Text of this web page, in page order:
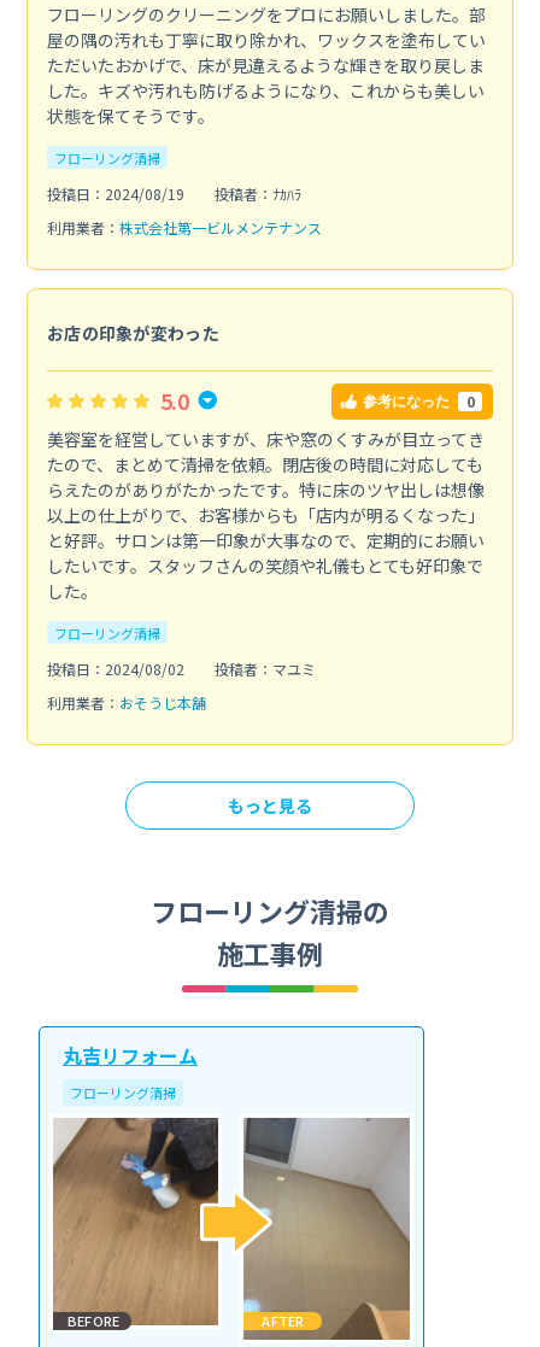
フローリングのクリーニングをプロにお願いしました。部
屋の隅の汚れも丁寧に取り除かれ、ワックスを塗布してい
ただいたおかげで、床が見違えるような輝きを取り戻しま
した。キズや汚れも防げるようになり、これからも美しい
状態を保てそうです。
フローリング清掃
投稿日：2024/08/19
投稿者：ﾅｶﾊﾗ
利用業者： 株式会社第一ビルメンテナンス
お店の印象が変わった
5.0 参考になった 0
美容室を経営していますが、床や窓のくすみが目立ってき
たので、まとめて清掃を依頼。閉店後の時間に対応しても
らえたのがありがたかったです。特に床のツヤ出しは想像
以上の仕上がりで、お客様からも「店内が明るくなった」
と好評。サロンは第一印象が大事なので、定期的にお願い
したいです。スタッフさんの笑顔や礼儀もとても好印象で
した。
フローリング清掃
投稿日：2024/08/02
投稿者：マユミ
利用業者： おそうじ本舗
もっと見る
フローリング清掃の
施工事例
丸吉リフォーム
フローリング清掃
BEFORE AFTER